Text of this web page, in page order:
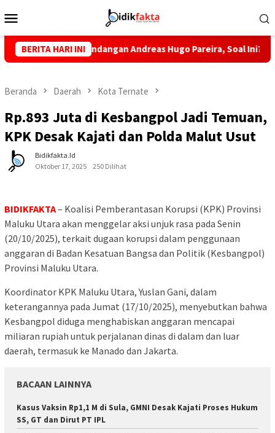
ke
Mobile
BERITA HARI INI
Penuh Pandangan Andreas Hugo Pareira, Soal Ini?
Beranda Daerah Kota Ternate
Rp.893 Juta di Kesbangpol Jadi Temuan,
KPK Desak Kajati dan Polda Malut Usut
Bidikfakta.id
Oktober 17, 2025
250 Dilihat
BIDIKFAKTA– Koalisi Pemberantasan Korupsi (KPK) Provinsi
Maluku Utara akan menggelar aksi unjuk rasa pada Senin
(20/10/2025), terkait dugaan korupsi dalam penggunaan
anggaran di Badan Kesatuan Bangsa dan Politik (Kesbangpol)
Provinsi Maluku Utara.
Koordinator KPK Maluku Utara, Yuslan Gani, dalam
keterangannya pada Jumat (17/10/2025), menyebutkan bahwa
Kesbangpol diduga menghabiskan anggaran mencapai
miliaran rupiah untuk perjalanan dinas di dalam dan luar
daerah, termasuk ke Manado dan Jakarta.
BACAAN LAINNYA
Kasus Vaksin Rp1,1 M di Sula, GMNI Desak Kajati Proses Hukum
SS, GT dan Dirut PT IPL